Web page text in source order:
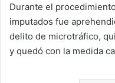
Durante el
imputados fue
delito de microtráfico,
y quedó con la medida